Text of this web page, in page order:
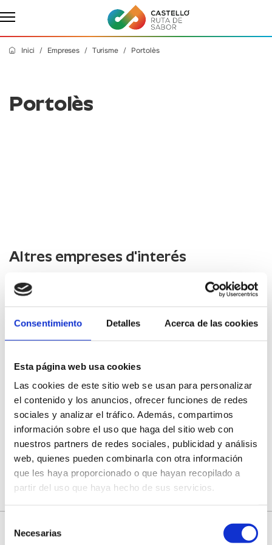
Consentimiento Detalles Acerca de las cookies
Esta página web usa cookies
Las cookies de este sitio web se usan para personalizar
el contenido y los anuncios, ofrecer funciones de redes
sociales y analizar el tráfico. Además, compartimos
información sobre el uso que haga del sitio web con
nuestros partners de redes sociales, publicidad y análisis
web, quienes pueden combinarla con otra información
que les haya proporcionado o que hayan recopilado a
partir del uso que haya hecho de sus servicios.
Necesarias
Inici Empreses Turisme Portolès
Portolès
Altres empreses d'interés
Belluga Gourmet - Visites
Carmelitano, Bodegas Y Destilerías.
Hostatgeria Sant Jaume